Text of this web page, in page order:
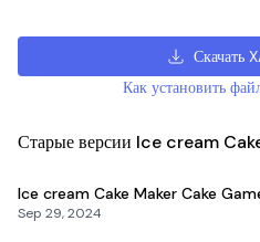
Скачать
Как установить
Старые версии Ice cream
Ice cream Cake Maker Cake
Sep 29, 2024